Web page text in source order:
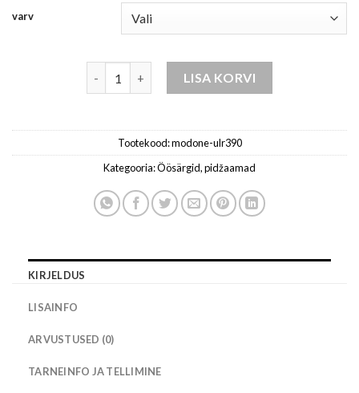
varv
LISA KORVI
Tootekood:modone-ulr390
Kategooria:Öösärgid, pidžaamad
KIRJELDUS
LISAINFO
ARVUSTUSED (0)
TARNEINFO JA TELLIMINE